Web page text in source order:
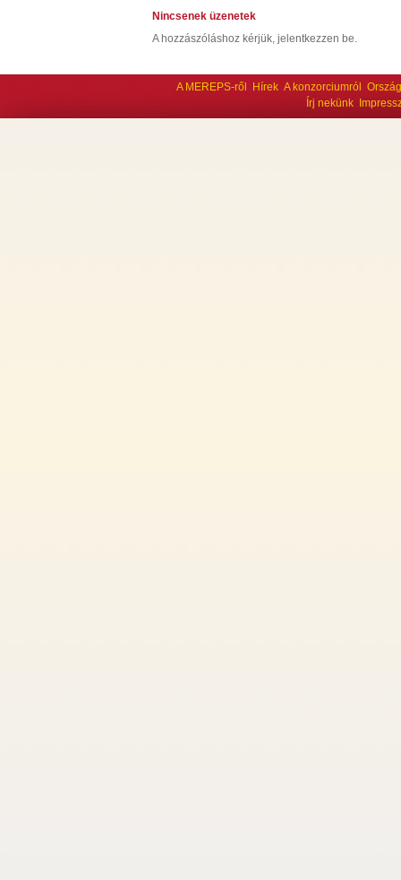
Nincsenek üzenetek
A hozzászóláshoz kérjük, jelentkezzen be.
A MEREPS-ről Hírek A konzorciumról
Írj nekünk